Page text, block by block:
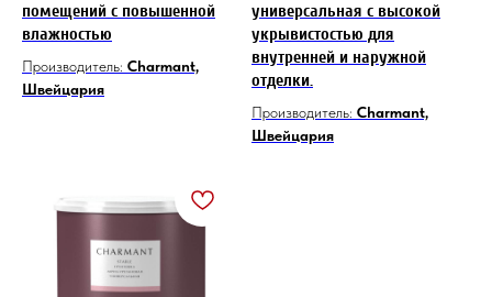
помещений с повышенной
влажностью
Производитель: Charmant,
Швейцария
универсальная с высокой
укрывистостью для
внутренней и наружной
отделки.
Производитель: Charmant,
Швейцария